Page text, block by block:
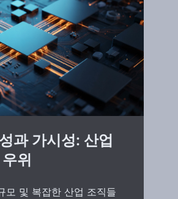
과 가시성: 산업
위
모 및 복잡한 산업 조직들